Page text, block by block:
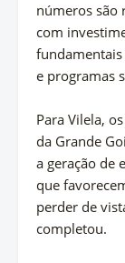
números são
com
e programas
Para Vilela,
da Grande
a geração de
que
perder de
completou.